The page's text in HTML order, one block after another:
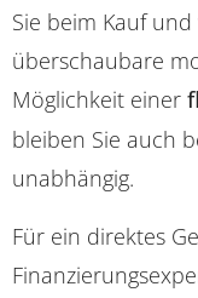
Sie beim Kauf
überschaubare
Möglichkeit einer
bleiben Sie auch
unabhängig.
Für ein direktes